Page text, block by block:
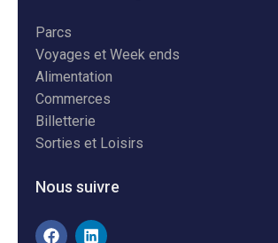
Parcs
Voyages et Week ends
Alimentation
Commerces
Billetterie
Sorties et Loisirs
Nous suivre